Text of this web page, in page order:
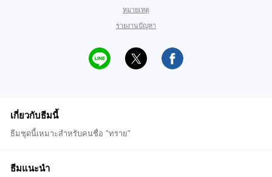
หมายเหตุ
รายงานปัญหา
เกี่ยวกับธีมนี้
ธีมชุดนี้เหมาะสำหรับคนชื่อ "ทราย"
ธีมแนะนำ